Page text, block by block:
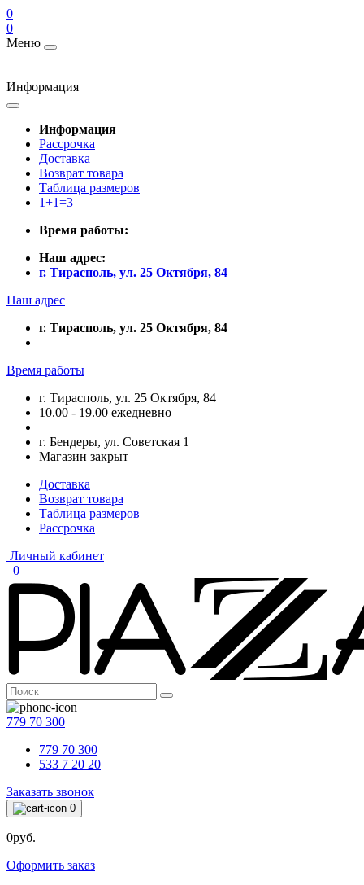
0
0
Меню
Информация
Информация
Рассрочка
Доставка
Возврат товара
Таблица размеров
1+1=3
Время работы:
Наш адрес:
г. Тирасполь, ул. 25 Октября, 84
Наш адрес
г. Тирасполь, ул. 25 Октября, 84
Время работы
г. Тирасполь, ул. 25 Октября, 84
10.00 - 19.00 ежедневно
г. Бендеры, ул. Советская 1
Магазин закрыт
Доставка
Возврат товара
Таблица размеров
Рассрочка
Личный кабинет
0
779 70 300
779 70 300
533 7 20 20
Заказать звонок
0
0руб.
Оформить заказ